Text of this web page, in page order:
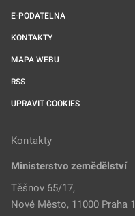
E-PODATELNA
KONTAKTY
MAPA WEBU
RSS
UPRAVIT COOKIES
Kontakty
Ministerstvo zemědělství
Těšnov 65/17,
Nové Město, 11000 Praha 1